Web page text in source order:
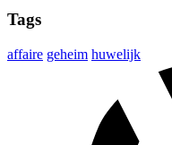
Tags
affaire geheim huwelijk